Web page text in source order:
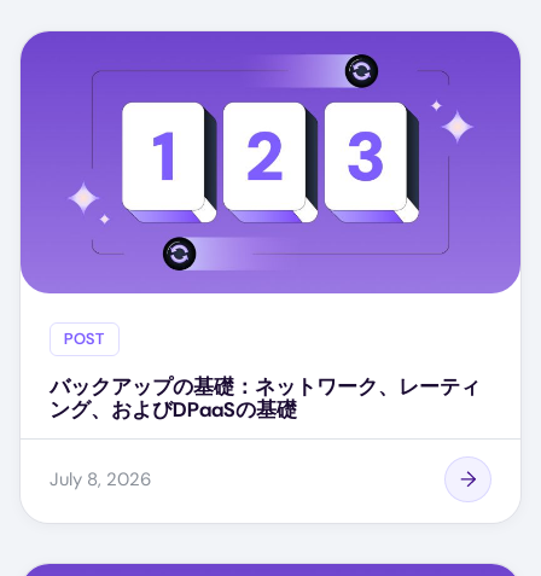
POST
バックアップの基礎：ネットワーク、レーティ
ング、およびDPaaSの基礎
July 8, 2026